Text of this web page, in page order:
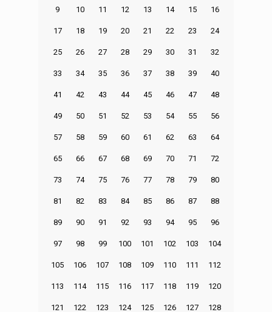
9 10 11 12 13 14 15 16
17 18 19 20 21 22 23 24
25 26 27 28 29 30 31 32
33 34 35 36 37 38 39 40
41 42 43 44 45 46 47 48
49 50 51 52 53 54 55 56
57 58 59 60 61 62 63 64
65 66 67 68 69 70 71 72
73 74 75 76 77 78 79 80
81 82 83 84 85 86 87 88
89 90 91 92 93 94 95 96
97 98 99 100 101 102 103 104
105 106 107 108 109 110 111 112
113 114 115 116 117 118 119 120
121 122 123 124 125 126 127 128